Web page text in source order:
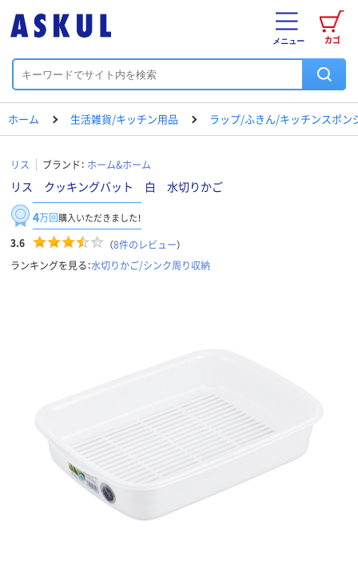
カゴ
メニュー
ホーム 生活雑貨/キッチン用品 ラップ/ふきん/キッチンスポン
リス ブランド： ホーム&ホーム
リス クッキングバット 白 水切りかご
4万回購入いただきました！
3.6 （8件のレビュー）
ランキングを見る：水切りかご/シンク周り収納